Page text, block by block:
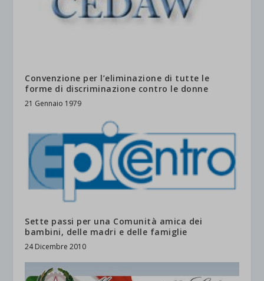
Convenzione per l’eliminazione di tutte le
forme di discriminazione contro le donne
21 Gennaio 1979
Sette passi per una Comunità amica dei
bambini, delle madri e delle famiglie
24 Dicembre 2010